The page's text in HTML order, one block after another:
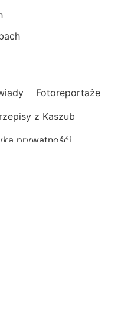
Fotoreportaże
z Kaszub
prywatnośći